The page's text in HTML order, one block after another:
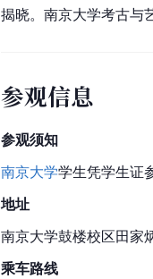
揭晓。南京大学考古与
参观信息
参观须知
南京大学学生凭学生证
地址
南京大学鼓楼校区田家
乘车路线